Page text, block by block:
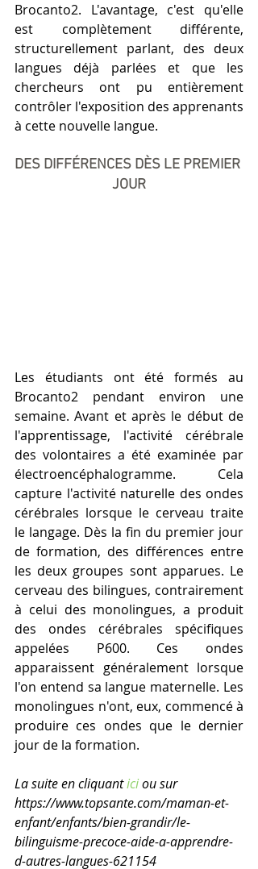
Brocanto2. L'avantage, c'est qu'elle
est complètement différente,
structurellement parlant, des deux
langues déjà parlées et que les
chercheurs ont pu entièrement
contrôler l'exposition des apprenants
à cette nouvelle langue.
DES DIFFÉRENCES DÈS LE PREMIER
JOUR
Les étudiants ont été formés au
Brocanto2 pendant environ une
semaine. Avant et après le début de
l'apprentissage, l'activité cérébrale
des volontaires a été examinée par
électroencéphalogramme. Cela
capture l'activité naturelle des ondes
cérébrales lorsque le cerveau traite
le langage. Dès la fin du premier jour
de formation, des différences entre
les deux groupes sont apparues. Le
cerveau des bilingues, contrairement
à celui des monolingues, a produit
des ondes cérébrales spécifiques
appelées P600. Ces ondes
apparaissent généralement lorsque
l'on entend sa langue maternelle. Les
monolingues n'ont, eux, commencé à
produire ces ondes que le dernier
jour de la formation.
La suite en cliquant ici ou sur
https://www.topsante.com/maman-et-
enfant/enfants/bien-grandir/le-
bilinguisme-precoce-aide-a-apprendre-
d-autres-langues-621154